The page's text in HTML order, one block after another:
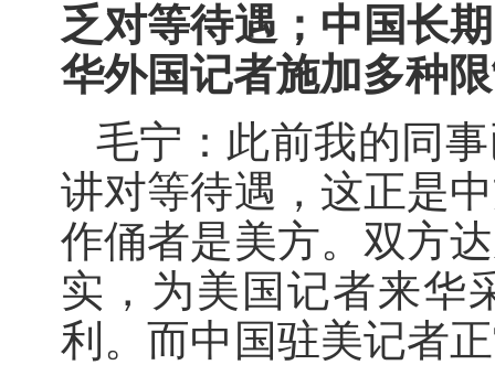
乏对等待遇；中国长
华外国记者施加多种
毛宁：此前我的同
讲对等待遇，这正是
作俑者是美方。双方
实，为美国记者来华
利。而中国驻美记者